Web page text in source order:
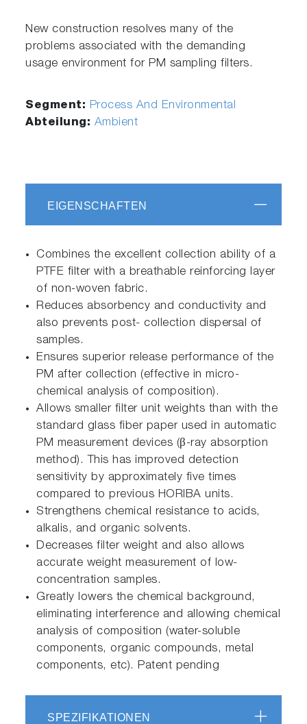
New construction resolves many of the
problems associated with the demanding
usage environment for PM sampling filters.
Segment: Process And Environmental
Abteilung: Ambient
EIGENSCHAFTEN
Combines the excellent collection ability of a
PTFE filter with a breathable reinforcing layer
of non-woven fabric.
Reduces absorbency and conductivity and
also prevents post- collection dispersal of
samples.
Ensures superior release performance of the
PM after collection (effective in micro-
chemical analysis of composition).
Allows smaller filter unit weights than with the
standard glass fiber paper used in automatic
PM measurement devices (β-ray absorption
method). This has improved detection
sensitivity by approximately five times
compared to previous HORIBA units.
Strengthens chemical resistance to acids,
alkalis, and organic solvents.
Decreases filter weight and also allows
accurate weight measurement of low-
concentration samples.
Greatly lowers the chemical background,
eliminating interference and allowing chemical
analysis of composition (water-soluble
components, organic compounds, metal
components, etc). Patent pending
SPEZIFIKATIONEN